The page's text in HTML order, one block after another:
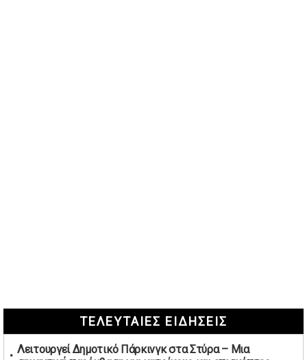
ΤΕΛΕΥΤΑΙΕΣ ΕΙΔΗΣΕΙΣ
Λειτουργεί Δημοτικό Πάρκινγκ στα Στύρα – Μια